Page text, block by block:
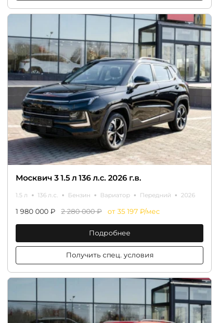
Москвич 3 1.5 л 136 л.с. 2026 г.в.
1.5 л 136 л.с. Бензин Вариатор Передний 2026
1 980 000 ₽ 2 280 000 ₽ от 35 197 ₽/мес
Подробнее
Получить спец. условия